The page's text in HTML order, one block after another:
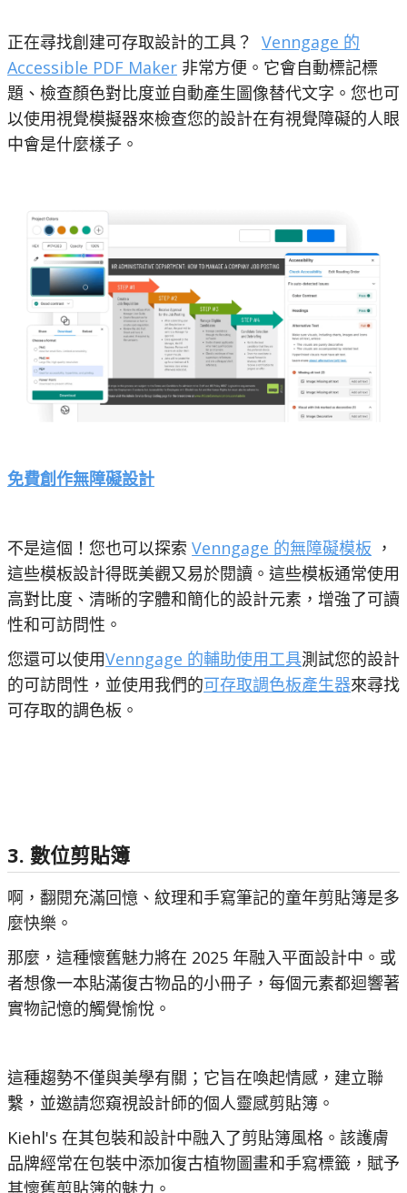
正在尋找創建可存取設計的工具？ Venngage 的
Accessible PDF Maker 非常方便。它會自動標記標
題、檢查顏色對比度並自動產生圖像替代文字。您也可
以使用視覺模擬器來檢查您的設計在有視覺障礙的人眼
中會是什麼樣子。
免費創作無障礙設計
不是這個！您也可以探索 Venngage 的無障礙模板 ，
這些模板設計得既美觀又易於閱讀。這些模板通常使用
高對比度、清晰的字體和簡化的設計元素，增強了可讀
性和可訪問性。
您還可以使用Venngage 的輔助使用工具測試您的設計
的可訪問性，並使用我們的可存取調色板產生器來尋找
可存取的調色板。
3. 數位剪貼簿
啊，翻閱充滿回憶、紋理和手寫筆記的童年剪貼簿是多
麼快樂。
那麼，這種懷舊魅力將在 2025 年融入平面設計中。或
者想像一本貼滿復古物品的小冊子，每個元素都迴響著
實物記憶的觸覺愉悅。
這種趨勢不僅與美學有關；它旨在喚起情感，建立聯
繫，並邀請您窺視設計師的個人靈感剪貼簿。
Kiehl's 在其包裝和設計中融入了剪貼簿風格。該護膚
品牌經常在包裝中添加復古植物圖畫和手寫標籤，賦予
其懷舊剪貼簿的魅力。